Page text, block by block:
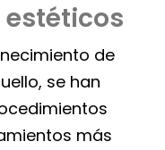
de
se han
más